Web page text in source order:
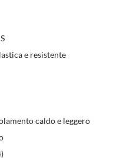
e resistente
caldo e leggero